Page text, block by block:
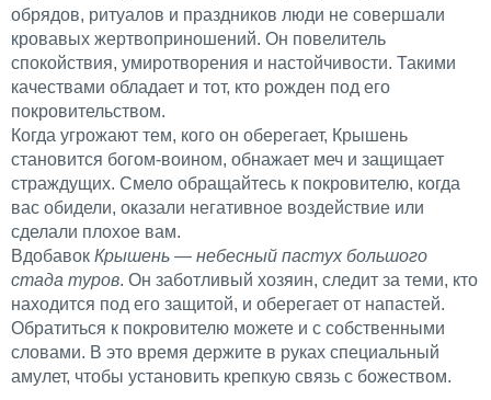
обрядов, ритуалов и праздников люди не совершали
кровавых жертвоприношений. Он повелитель
спокойствия, умиротворения и настойчивости. Такими
качествами обладает и тот, кто рожден под его
покровительством.
Когда угрожают тем, кого он оберегает, Крышень
становится богом-воином, обнажает меч и защищает
страждущих. Смело обращайтесь к покровителю, когда
вас обидели, оказали негативное воздействие или
сделали плохое вам.
Вдобавок Крышень — небесный пастух большого
стада туров. Он заботливый хозяин, следит за теми, кто
находится под его защитой, и оберегает от напастей.
Обратиться к покровителю можете и с собственными
словами. В это время держите в руках специальный
амулет, чтобы установить крепкую связь с божеством.